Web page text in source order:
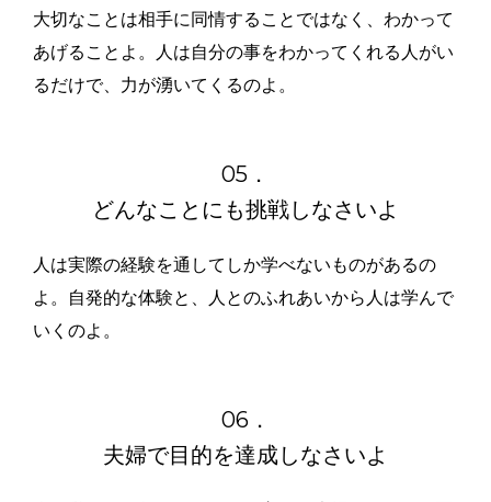
大切なことは相手に同情することではなく、わかって
あげることよ。人は自分の事をわかってくれる人がい
るだけで、力が湧いてくるのよ。
05．
どんなことにも挑戦しなさいよ
人は実際の経験を通してしか学べないものがあるの
よ。自発的な体験と、人とのふれあいから人は学んで
いくのよ。
06．
夫婦で目的を達成しなさいよ